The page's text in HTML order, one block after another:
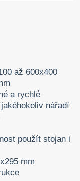
až 600x400
a rychlé
nářadí
použít stojan i
mm